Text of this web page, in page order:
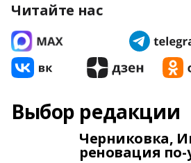
Читайте нас
Выбор редакции
Черниковка,
реновация